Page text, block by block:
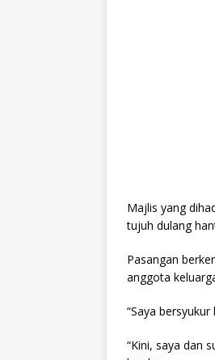
Majlis yang
tujuh dulang
Pasangan
anggota
“Saya
“Kini, saya dan